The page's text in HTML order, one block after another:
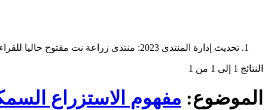
تحديث إدارة المنتدى 2023: منتدى زراعة نت مفتوح حاليا للقراءة فقط، ولا يقبل مشاركات جديدة. يمكنكم استخدام الشريط الظاهر أعلاه للبحث في كافة مواضيع المدوّنة والمنتدى.
النتائج 1 إلى 1 من 1
الموضوع: مفهوم الاستزراع